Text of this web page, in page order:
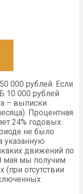
000 рублей. Если
10 000 рублей
– выписки
Процентная
24% годовых.
не было
указанную
движений по
мая мы получим
отсутствии